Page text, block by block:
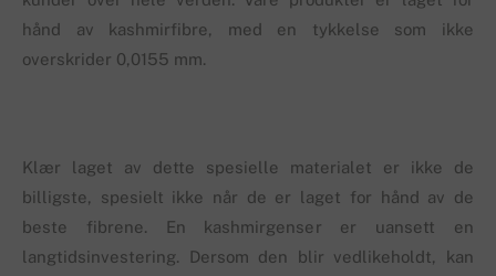
hånd av kashmirfibre, med en tykkelse som ikke
overskrider 0,0155 mm.
Klær laget av dette spesielle materialet er ikke de
billigste, spesielt ikke når de er laget for hånd av de
beste fibrene. En kashmirgenser er uansett en
langtidsinvestering. Dersom den blir vedlikeholdt, kan